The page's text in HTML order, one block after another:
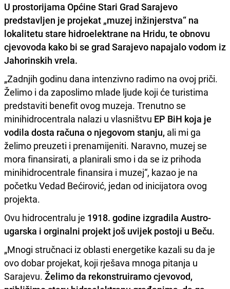
U prostorijama Općine Stari Grad Sarajevo
predstavljen je projekat „muzej inžinjerstva“ na
lokalitetu stare hidroelektrane na Hridu, te obnovu
cjevovoda kako bi se grad Sarajevo napajalo vodom iz
Jahorinskih vrela.
„Zadnjih godinu dana intenzivno radimo na ovoj priči.
Želimo i da zaposlimo mlade ljude koji će turistima
predstaviti benefit ovog muzeja. Trenutno se
minihidrocentrala nalazi u vlasništvu EP BiH koja je
vodila dosta računa o njegovom stanju, ali mi ga
želimo preuzeti i prenamijeniti. Naravno, muzej se
mora finansirati, a planirali smo i da se iz prihoda
minihidrocentrale finansira i muzej“, kazao je na
početku Vedad Bećirović, jedan od inicijatora ovog
projekta.
Ovu hidrocentralu je 1918. godine izgradila Austro-
ugarska i orginalni projekt još uvijek postoji u Beču.
„Mnogi stručnaci iz oblasti energetike kazali su da je
ovo dobar projekat, koji rješava mnoga pitanja u
Sarajevu. Želimo da rekonstruiramo cjevovod,